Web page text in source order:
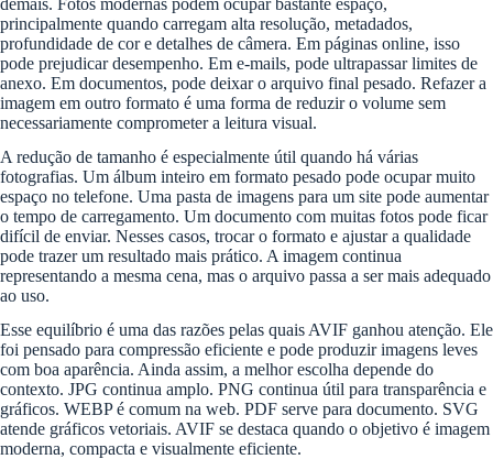
demais. Fotos modernas podem ocupar bastante espaço,
principalmente quando carregam alta resolução, metadados,
profundidade de cor e detalhes de câmera. Em páginas online, isso
pode prejudicar desempenho. Em e-mails, pode ultrapassar limites de
anexo. Em documentos, pode deixar o arquivo final pesado. Refazer a
imagem em outro formato é uma forma de reduzir o volume sem
necessariamente comprometer a leitura visual.
A redução de tamanho é especialmente útil quando há várias
fotografias. Um álbum inteiro em formato pesado pode ocupar muito
espaço no telefone. Uma pasta de imagens para um site pode aumentar
o tempo de carregamento. Um documento com muitas fotos pode ficar
difícil de enviar. Nesses casos, trocar o formato e ajustar a qualidade
pode trazer um resultado mais prático. A imagem continua
representando a mesma cena, mas o arquivo passa a ser mais adequado
ao uso.
Esse equilíbrio é uma das razões pelas quais AVIF ganhou atenção. Ele
foi pensado para compressão eficiente e pode produzir imagens leves
com boa aparência. Ainda assim, a melhor escolha depende do
contexto. JPG continua amplo. PNG continua útil para transparência e
gráficos. WEBP é comum na web. PDF serve para documento. SVG
atende gráficos vetoriais. AVIF se destaca quando o objetivo é imagem
moderna, compacta e visualmente eficiente.